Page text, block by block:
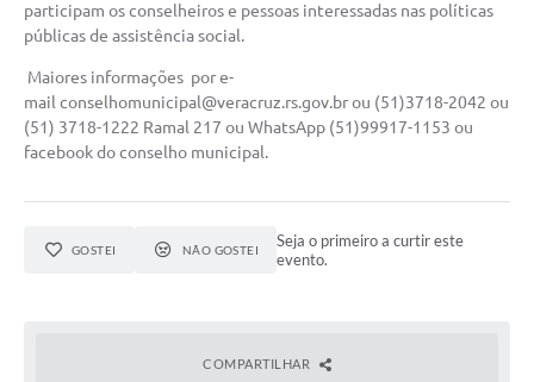
participam os conselheiros e pessoas interessadas nas políticas
públicas de assistência social.
Maiores informações por e-
mail conselhomunicipal@veracruz.rs.gov.brou (51)3718-2042 ou
(51) 3718-1222 Ramal 217 ou WhatsApp (51)99917-1153 ou
facebook do conselho municipal.
GOSTEI NÃO GOSTEI
Seja o primeiro a curtir este
evento.
COMPARTILHAR